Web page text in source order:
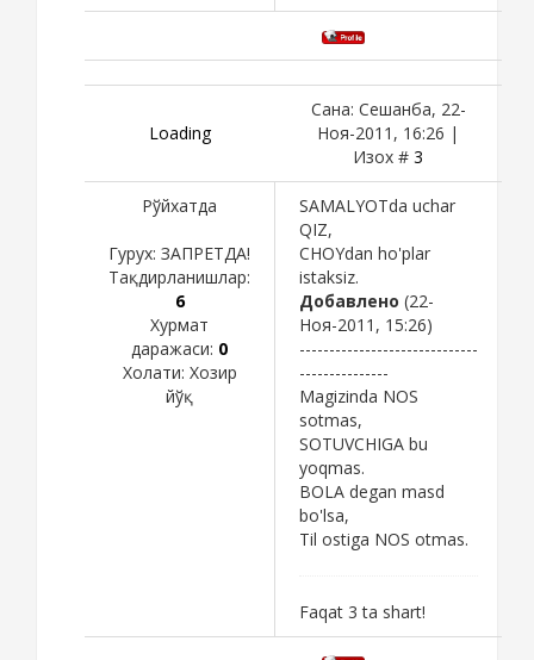
Loading
Сана: Сешанба, 22-
Ноя-2011, 16:26 |
Изох # 3
Рўйхатда
Гурух: ЗАПРЕТДА!
Тақдирланишлар:
6
Хурмат
даражаси: 0
Холати: Хозир
йўқ
SAMALYOTda uchar
QIZ,
CHOYdan ho'plar
istaksiz.
Добавлено (22-
Ноя-2011, 15:26)
------------------------------
---------------
Magizinda NOS
sotmas,
SOTUVCHIGA bu
yoqmas.
BOLA degan masd
bo'lsa,
Til ostiga NOS otmas.
Faqat 3 ta shart!